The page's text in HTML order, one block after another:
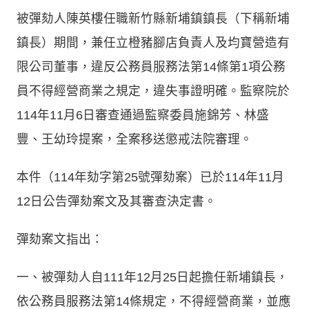
被彈劾人陳英樓任職新竹縣新埔鎮鎮長（下稱新埔
鎮長）期間，兼任立橙豬腳店負責人及均寶營造有
限公司董事，違反公務員服務法第14條第1項公務
員不得經營商業之規定，違失事證明確。監察院於
114年11月6日審查通過監察委員施錦芳、林盛
豐、王幼玲提案，全案移送懲戒法院審理。
本件（114年劾字第25號彈劾案）已於114年11月
12日公告彈劾案文及其審查決定書。
彈劾案文指出：
一、被彈劾人自111年12月25日起擔任新埔鎮長，
依公務員服務法第14條規定，不得經營商業，並應